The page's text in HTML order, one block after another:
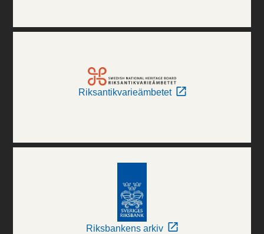
Riksantikvarieämbetet
Riksbankens arkiv